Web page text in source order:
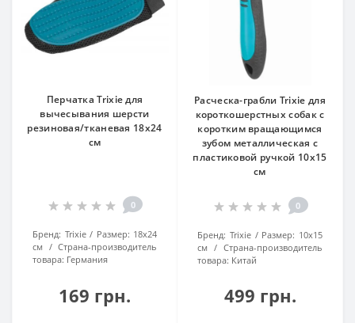
Перчатка Trixie для
вычесывания шерсти
резиновая/тканевая 18х24
см
0
Бренд: Trixie Размер: 18х24
см
Страна-производитель
товара: Германия
169 грн.
Расческа-грабли Trixie для
короткошерстных собак с
коротким вращающимся
зубом металлическая с
пластиковой ручкой 10х15
см
0
Бренд: Trixie Размер: 10х15
см
Страна-производитель
товара: Китай
499 грн.